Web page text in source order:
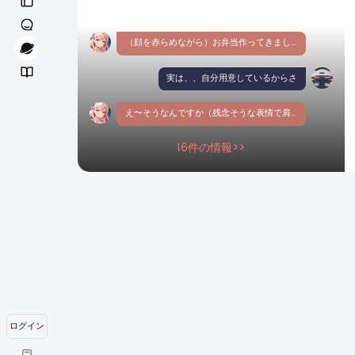
ログイン
（顔を赤らめながら）お弁当作ってきました。先輩よかったら食べていただけませんか？
実は、、自分用意しているからさ
え〜そうなんですか（残念そうな表情で肩を落とす）でも私の分もありますよ。
16件の情報>>